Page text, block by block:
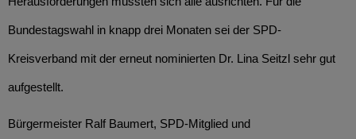
Bundestagswahl in knapp drei Monaten sei der SPD-
Kreisverband mit der erneut nominierten Dr. Lina Seitzl sehr gut
aufgestellt.
Bürgermeister Ralf Baumert, SPD-Mitglied und